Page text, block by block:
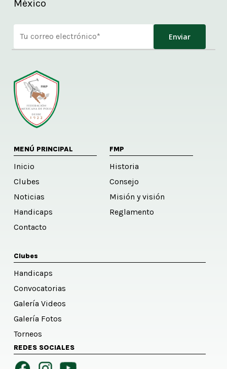
México
MENÚ PRINCIPAL
Inicio
Clubes
Noticias
Handicaps
Contacto
FMP
Historia
Consejo
Misión y visión
Reglamento
Clubes
Handicaps
Convocatorias
Galería Videos
Galería Fotos
Torneos
REDES SOCIALES